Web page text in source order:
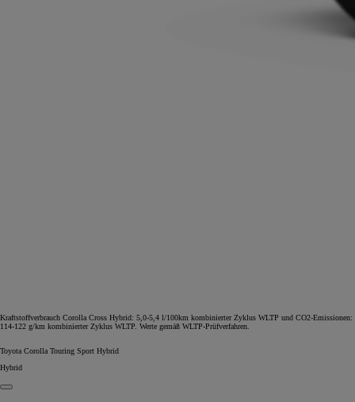
Kraftstoffverbrauch Corolla Cross Hybrid: 5,0-5,4 l/100km kombinierter Zyklus WLTP und CO2-Emissionen:
114-122 g/km kombinierter Zyklus WLTP. Werte gemäß WLTP-Prüfverfahren.
Toyota Corolla Touring Sport Hybrid
Hybrid